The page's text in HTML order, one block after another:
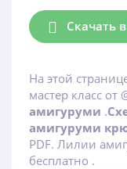
Скачать
На этой
мастер класс от
амигуруми .
амигуруми
PDF. Лилии
бесплатно .